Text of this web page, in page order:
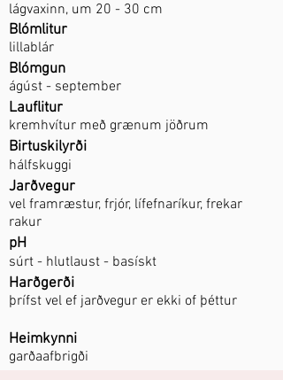
lágvaxinn, um 20 - 30 cm
Blómlitur
lillablár
Blómgun
ágúst - september
Lauflitur
kremhvítur með grænum jöðrum
Birtuskilyrði
hálfskuggi
Jarðvegur
vel framræstur, frjór, lífefnaríkur, frekar
rakur
pH
súrt - hlutlaust - basískt
Harðgerði
þrífst vel ef jarðvegur er ekki of þéttur
Heimkynni
garðaafbrigði